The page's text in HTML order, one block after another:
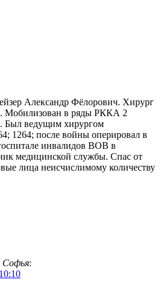
Александр Фёлорович. Хирург
Мобилизован в ряды РККА 2
Был ведущим хирургом
1264; после войны оперировал в
инвалидов ВОВ в
медицинской службы. Спас от
лица неисчислимому количеству
Софья: